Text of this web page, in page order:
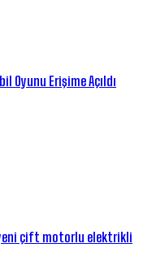
Oyunu Erişime Açıldı
yeni çift motorlu elektrikli